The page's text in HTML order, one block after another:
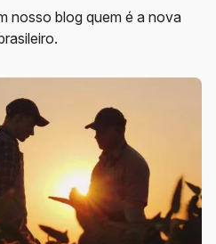
nosso blog quem é a nova